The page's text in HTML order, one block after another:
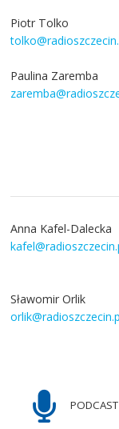
Piotr Tolko
Paulina Zaremba
Anna Kafel-Dalecka
Sławomir Orlik